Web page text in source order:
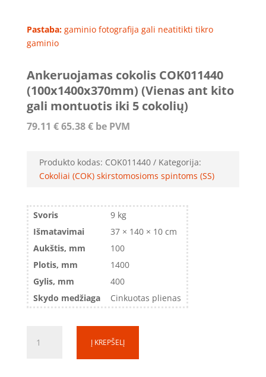
Pastaba:gaminio fotografija gali neatitikti tikro
gaminio
Ankeruojamas cokolis COK011440
(100x1400x370mm) (Vienas ant kito
gali montuotis iki 5 cokolių)
79.11 €65.38€be PVM
Produkto kodas: COK011440
Kategorija:
Cokoliai (COK) skirstomosioms spintoms (SS)
Svoris
9 kg
Išmatavimai
37 × 140 × 10 cm
Aukštis, mm
100
Plotis, mm
1400
Gylis, mm
400
Skydo medžiaga
Cinkuotas plienas
kiekis:
Ankeruojamas
Į KREPŠELĮ